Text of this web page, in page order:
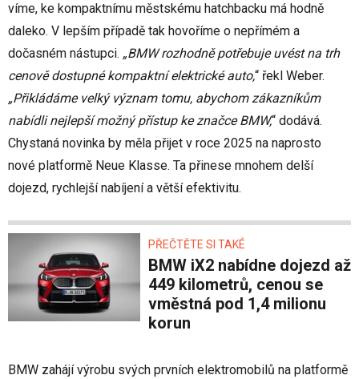
víme, ke kompaktnímu městskému hatchbacku má hodně
daleko. V lepším případě tak hovoříme o nepřímém a
dočasném nástupci. „BMW rozhodně potřebuje uvést na trh
cenově dostupné kompaktní elektrické auto,“ řekl Weber.
„Přikládáme velký význam tomu, abychom zákazníkům
nabídli nejlepší možný přístup ke značce BMW,“ dodává.
Chystaná novinka by měla přijet v roce 2025 na naprosto
nové platformě Neue Klasse. Ta přinese mnohem delší
dojezd, rychlejší nabíjení a větší efektivitu.
PŘEČTĚTE SI TAKÉ
BMW iX2 nabídne dojezd až
449 kilometrů, cenou se
vměstná pod 1,4 milionu
korun
BMW zahájí výrobu svých prvních elektromobilů na platformě